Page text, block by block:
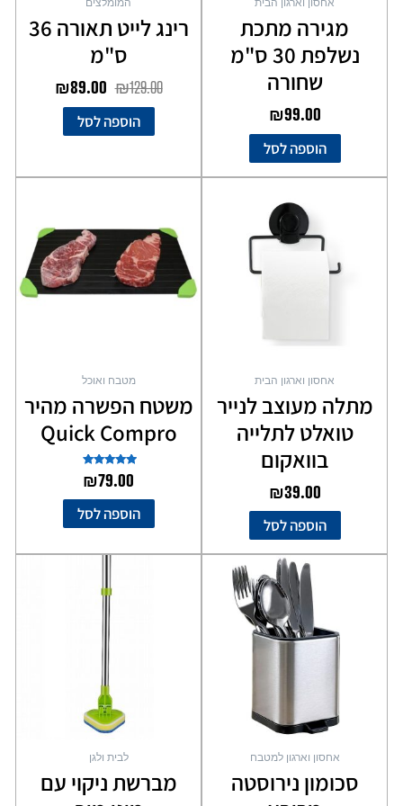
אחסון וארגון הבית
מגירה מתכת
נשלפת 30 ס"מ
שחורה
₪99.00
הוספה לסל
המומלצים
רינג לייט תאורה 36
ס"מ
₪129.00
₪89.00
הוספה לסל
אחסון וארגון הבית
מתלה מעוצב לנייר
טואלט לתלייה
בוואקום
₪39.00
הוספה לסל
מטבח ואוכל
משטח הפשרה מהיר
Quick Compro
דורג
5.00
₪79.00
הוספה לסל
אחסון וארגון למטבח
סכומון נירוסטה
לבית ולגן
מברשת ניקוי עם